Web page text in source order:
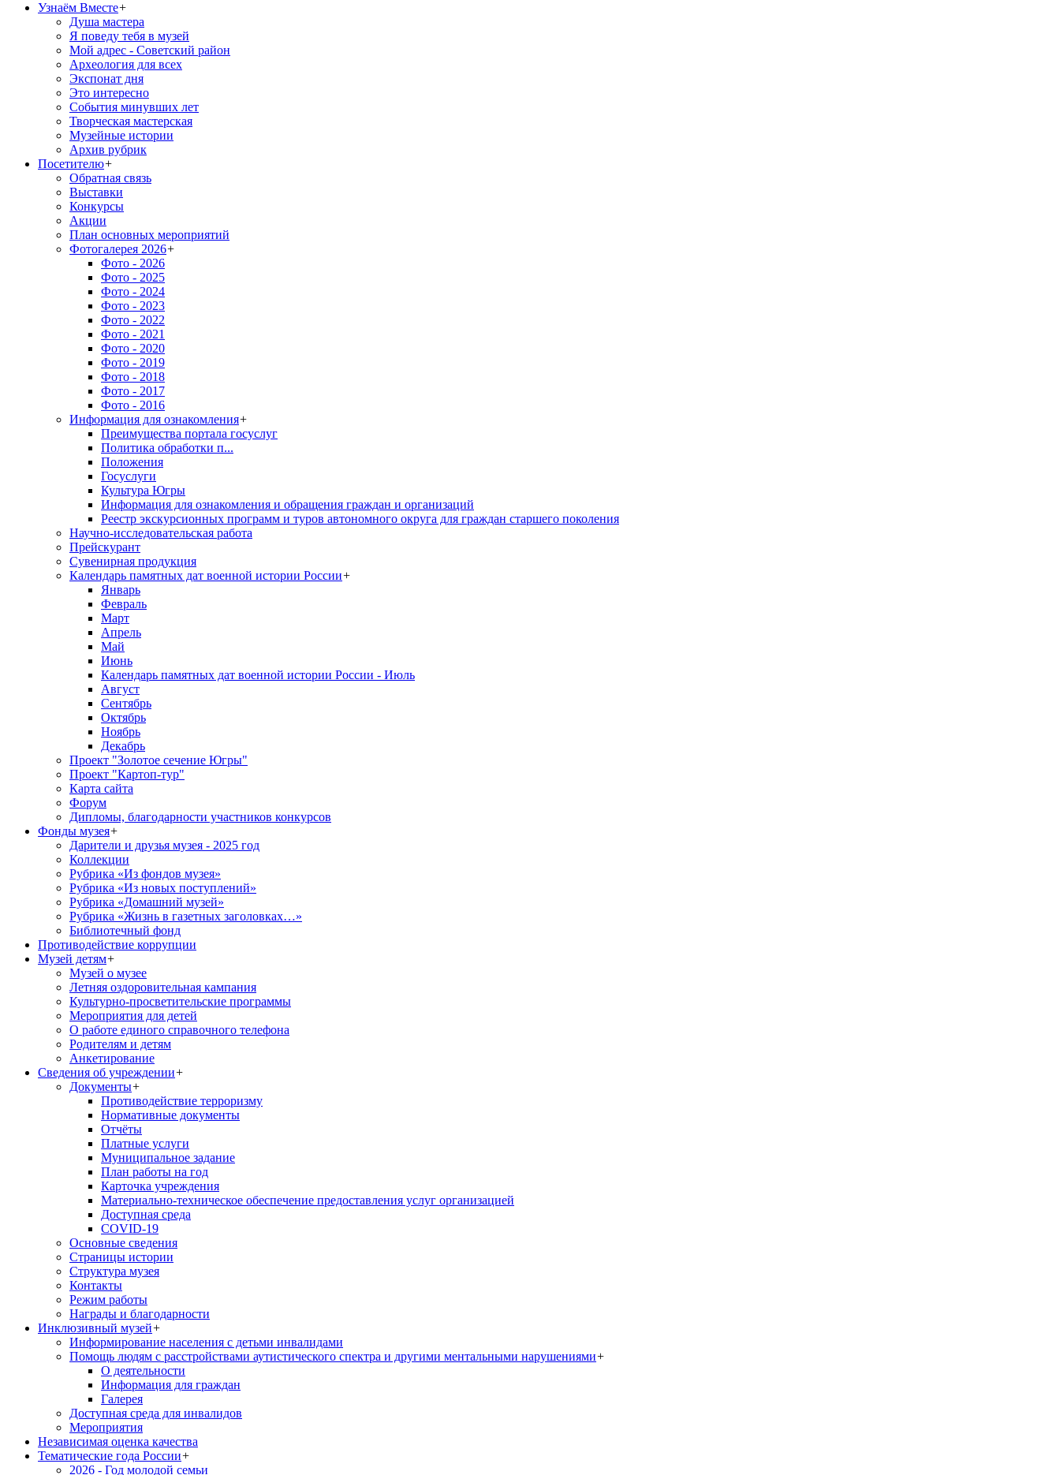
Узнаём Вместе+
Душа мастера
Я поведу тебя в музей
Мой адрес - Советский район
Археология для всех
Экспонат дня
Это интересно
События минувших лет
Творческая мастерская
Музейные истории
Архив рубрик
Посетителю+
Обратная связь
Выставки
Конкурсы
Акции
План основных мероприятий
Фотогалерея 2026+
Фото - 2026
Фото - 2025
Фото - 2024
Фото - 2023
Фото - 2022
Фото - 2021
Фото - 2020
Фото - 2019
Фото - 2018
Фото - 2017
Фото - 2016
Информация для ознакомления+
Преимущества портала госуслуг
Политика обработки п...
Положения
Госуслуги
Культура Югры
Информация для ознакомления и обращения граждан и организаций
Реестр экскурсионных программ и туров автономного округа для граждан старшего поколения
Научно-исследовательская работа
Прейскурант
Сувенирная продукция
Календарь памятных дат военной истории России+
Январь
Февраль
Март
Апрель
Май
Июнь
Календарь памятных дат военной истории России - Июль
Август
Сентябрь
Октябрь
Ноябрь
Декабрь
Проект "Золотое сечение Югры"
Проект "Картоп-тур"
Карта сайта
Форум
Дипломы, благодарности участников конкурсов
Фонды музея+
Дарители и друзья музея - 2025 год
Коллекции
Рубрика «Из фондов музея»
Рубрика «Из новых поступлений»
Рубрика «Домашний музей»
Рубрика «Жизнь в газетных заголовках…»
Библиотечный фонд
Противодействие коррупции
Музей детям+
Музей о музее
Летняя оздоровительная кампания
Культурно-просветительские программы
Мероприятия для детей
О работе единого справочного телефона
Родителям и детям
Анкетирование
Сведения об учреждении+
Документы+
Противодействие терроризму
Нормативные документы
Отчёты
Платные услуги
Муниципальное задание
План работы на год
Карточка учреждения
Материально-техническое обеспечение предоставления услуг организацией
Доступная среда
COVID-19
Основные сведения
Страницы истории
Структура музея
Контакты
Режим работы
Награды и благодарности
Инклюзивный музей+
Информирование населения с детьми инвалидами
Помощь людям с расстройствами аутистического спектра и другими ментальными нарушениями+
О деятельности
Информация для граждан
Галерея
Доступная среда для инвалидов
Мероприятия
Независимая оценка качества
Тематические года России+
2026 - Год молодой семьи